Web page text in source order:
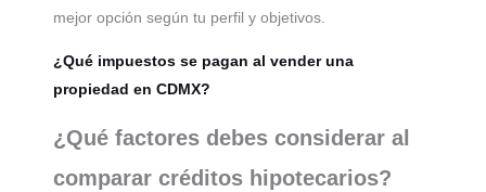
mejor opción según tu perfil y objetivos.
¿Qué impuestos se pagan al vender una
propiedad en CDMX?
¿Qué factores debes considerar al
comparar créditos hipotecarios?